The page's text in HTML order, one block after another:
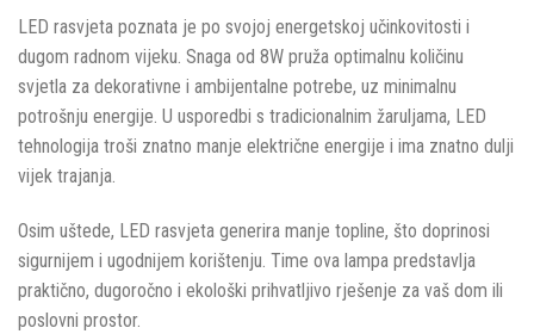
LED rasvjeta poznata je po svojoj energetskoj učinkovitosti i
dugom radnom vijeku. Snaga od 8W pruža optimalnu količinu
svjetla za dekorativne i ambijentalne potrebe, uz minimalnu
potrošnju energije. U usporedbi s tradicionalnim žaruljama, LED
tehnologija troši znatno manje električne energije i ima znatno dulji
vijek trajanja.
Osim uštede, LED rasvjeta generira manje topline, što doprinosi
sigurnijem i ugodnijem korištenju. Time ova lampa predstavlja
praktično, dugoročno i ekološki prihvatljivo rješenje za vaš dom ili
poslovni prostor.